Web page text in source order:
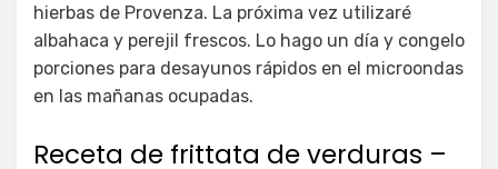
hierbas de Provenza. La próxima vez utilizaré
albahaca y perejil frescos. Lo hago un día y congelo
porciones para desayunos rápidos en el microondas
en las mañanas ocupadas.
Receta de frittata de verduras –